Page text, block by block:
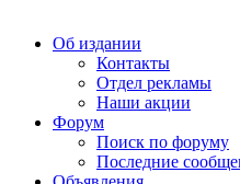
Об издании
Контакты
Отдел рекламы
Наши акции
Форум
Поиск по форуму
Последние